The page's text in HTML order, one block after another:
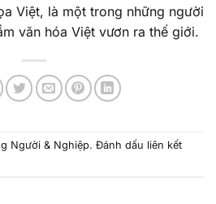
Việt, là một trong những người
văn hóa Việt vươn ra thế giới.
Người & Nghiệp. Đánh dấu liên kết